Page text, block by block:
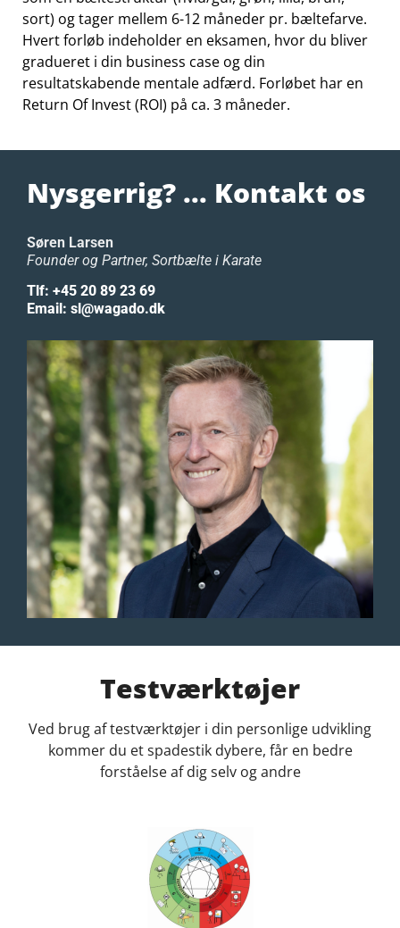
sort) og tager mellem 6-12 måneder pr. bæltefarve.
Hvert forløb indeholder en eksamen, hvor du bliver
gradueret i din business case og din
resultatskabende mentale adfærd. Forløbet har en
Return Of Invest (ROI) på ca. 3 måneder.
Nysgerrig? ... Kontakt os
Søren Larsen
Founder og Partner, Sortbælte i Karate
Tlf: +45 20 89 23 69
Email: sl@wagado.dk
Testværktøjer
Ved brug af testværktøjer i din personlige udvikling
kommer du et spadestik dybere, får en bedre
forståelse af dig selv og andre